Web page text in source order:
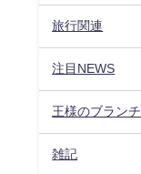
旅行関連
注目NEWS
王様のブランチ
雑記